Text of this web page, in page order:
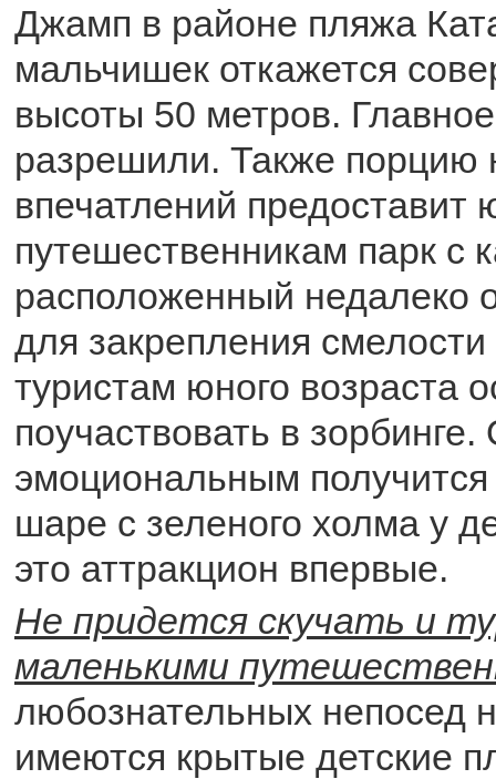
Джамп в районе пляжа
мальчишек откажется
высоты 50 метров.
разрешили. Также порцию
впечатлений предоставит
путешественникам парк с
расположенный недалеко
для закрепления
туристам юного возраста
поучаствовать в
эмоциональным получится
шаре с зеленого холма у
это аттракцион впервые.
Не придется скучать и
маленькими
любознательных непосед
имеются крытые детские